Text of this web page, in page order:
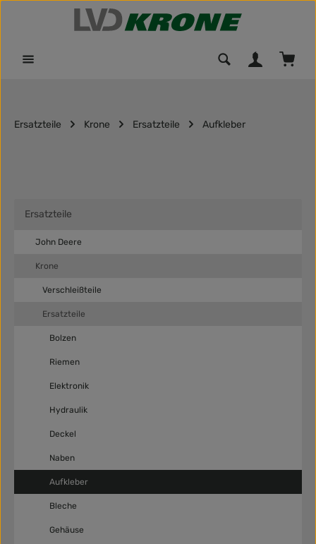
Zum Hauptinhalt springen
Ersatzteile Krone Ersatzteile Aufkleber
Ersatzteile
John Deere
Krone
Verschleißteile
Ersatzteile
Bolzen
Riemen
Elektronik
Hydraulik
Deckel
Naben
Aufkleber
Bleche
Gehäuse